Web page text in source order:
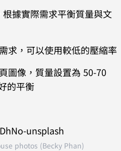
根據實際需求平衡質量與文
求，可以使用較低的壓縮率
圖像，質量設置為 50-70
的平衡
photos (Becky Phan)